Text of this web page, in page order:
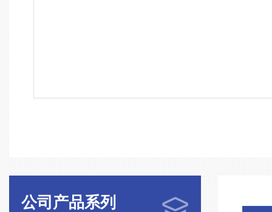
公司产品系列